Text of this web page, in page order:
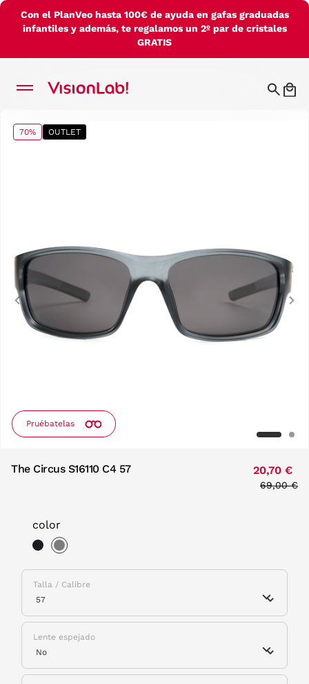
Con el PlanVeo hasta 100€ de ayuda en gafas graduadas
infantiles y además, te regalamos un 2º par de cristales
GRATIS
70% OUTLET
Pruébatelas
Previous
The Circus S16110 C4 57 20,70 €
Price
69,00 €
color
Talla / Calibre
Lente espejado